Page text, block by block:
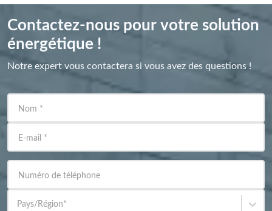
Contactez-nous pour votre solution
énergétique !
Notre expert vous contactera si vous avez des questions !
Nom *
E-mail *
Numéro de téléphone
Pays/Région*